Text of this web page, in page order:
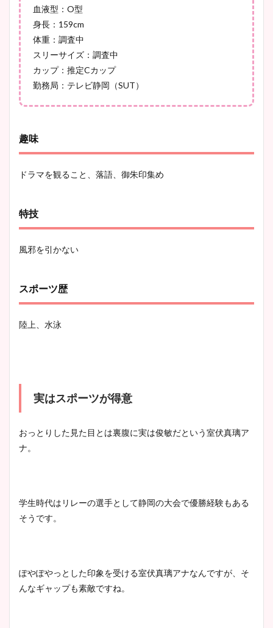
宇賀神メグアナのニット画像
まとめ！足も美脚でカップも
血液型：O型
身長：159cm
体重：調査中
スリーサイズ：調査中
カップ：推定Cカップ
勤務局：テレビ静岡（SUT）
趣味
ドラマを観ること、落語、御朱印集め
特技
風邪を引かない
スポーツ歴
陸上、水泳
実はスポーツが得意
おっとりした見た目とは裏腹に実は俊敏だという室伏真璃ア
ナ。
学生時代はリレーの選手として静岡の大会で優勝経験もある
そうです。
ぽやぽやっとした印象を受ける室伏真璃アナなんですが、そ
んなギャップも素敵ですね。